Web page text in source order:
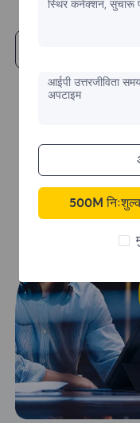
स्थिर कनेक्शन, सुचारू
आईपी ​​उत्तरजीविता
अपटाइम
500M